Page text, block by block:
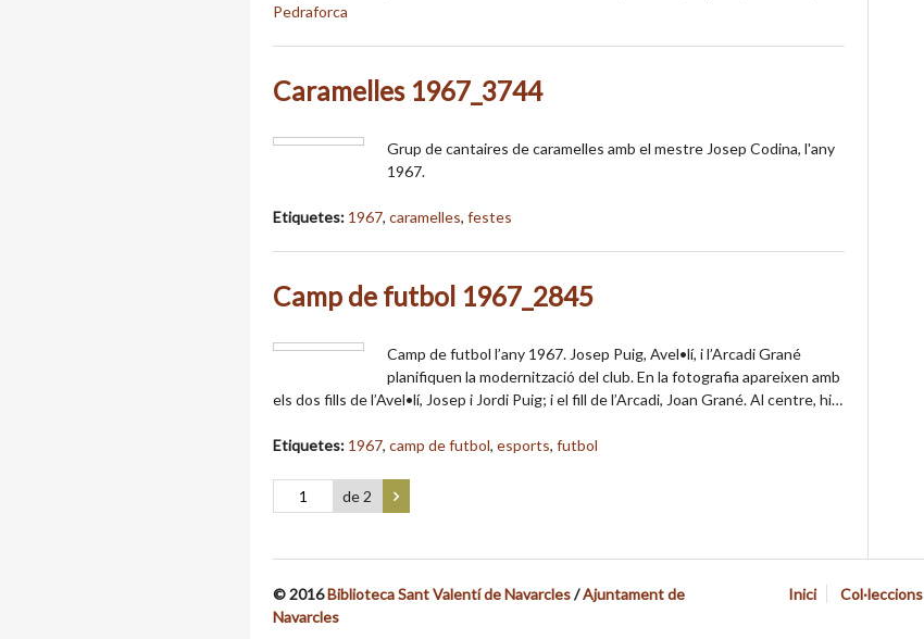
Pedraforca
Caramelles 1967_3744
Grup de cantaires de caramelles amb el mestre Josep Codina, l'any
1967.
Etiquetes: 1967, caramelles, festes
Camp de futbol 1967_2845
Camp de futbol l’any 1967. Josep Puig, Avel•lí, i l’Arcadi Grané
planifiquen la modernització del club. En la fotografia apareixen amb
els dos fills de l’Avel•lí, Josep i Jordi Puig; i el fill de l’Arcadi, Joan Grané. Al centre, hi…
Etiquetes: 1967, camp de futbol, esports, futbol
de 2
Inici Col·leccions
© 2016Biblioteca Sant Valentí de Navarcles/Ajuntament de
Navarcles